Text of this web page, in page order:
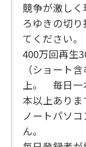
競争が激し
ろゆきの切
てください。
400万回再生
（ショート
上。 毎日一
本以上ありま
ノートパソ
ん。